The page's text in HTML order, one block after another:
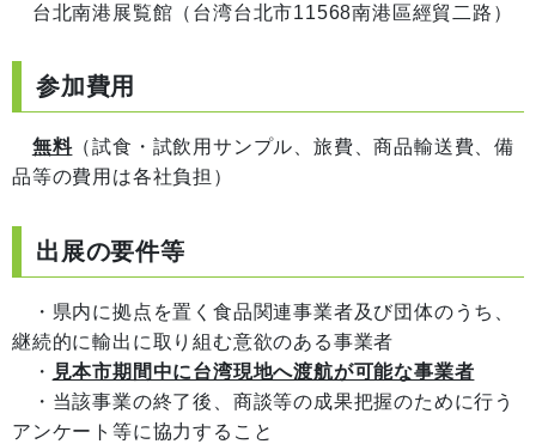
台北南港展覧館（台湾台北市11568南港區經貿二路）
参加費用
無料（試食・試飲用サンプル、旅費、商品輸送費、備
品等の費用は各社負担）
出展の要件等
・県内に拠点を置く食品関連事業者及び団体のうち、
継続的に輸出に取り組む意欲のある事業者
・ 見本市期間中に台湾現地へ渡航が可能な事業者
・当該事業の終了後、商談等の成果把握のために行う
アンケート等に協力すること